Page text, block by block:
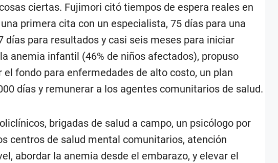
ciertas. Fujimori citó tiempos de espera reales en
primera cita con un especialista, 75 días para una
días para resultados y casi seis meses para iniciar
anemia infantil (46% de niños afectados), propuso
fondo para enfermedades de alto costo, un plan
días y remunerar a los agentes comunitarios de salud.
brigadas de salud a campo, un psicólogo por
centros de salud mental comunitarios, atención
abordar la anemia desde el embarazo, y elevar el